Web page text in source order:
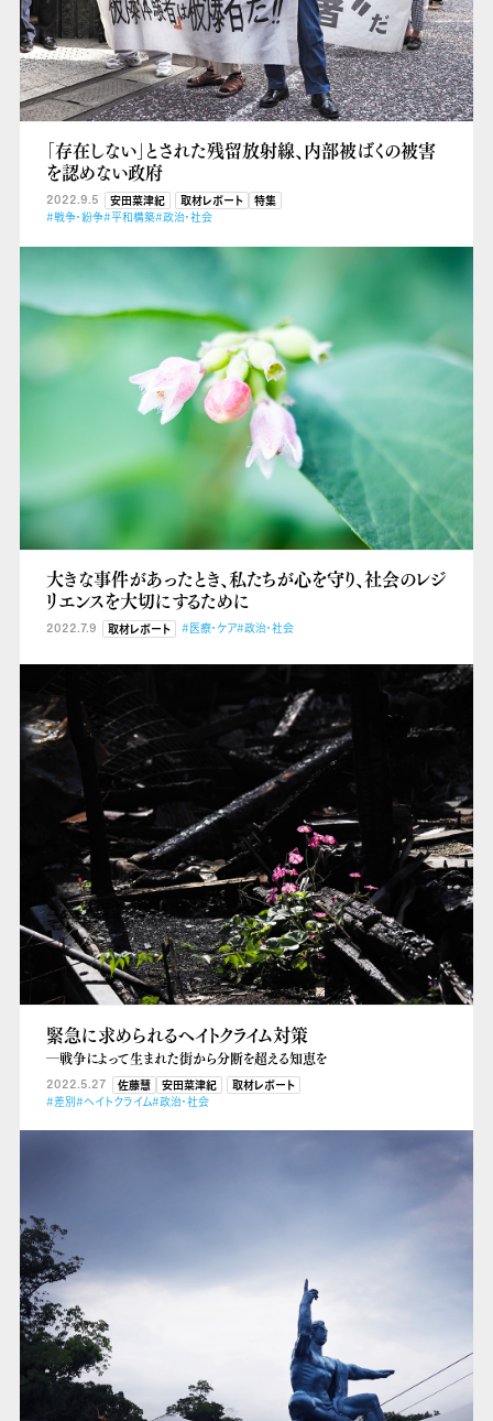
「存在しない」とされた残留放射線、内部被ばくの被害
を認めない政府
2022.9.5 安田菜津紀 取材レポート
特集
#戦争・紛争#平和構築#政治・社会
大きな事件があったとき、私たちが心を守り、社会のレジ
リエンスを大切にするために
2022.7.9 取材レポート #医療・ケア#政治・社会
緊急に求められるヘイトクライム対策
―戦争によって生まれた街から分断を超える知恵を
2022.5.27 佐藤慧 安田菜津紀
取材レポート
#差別#ヘイトクライム#政治・社会